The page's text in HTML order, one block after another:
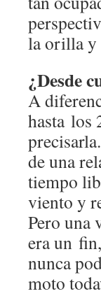
la orilla y
¿Desde
A
hasta los
de una
tiempo
viento y
Pero una
era un
nunca
moto